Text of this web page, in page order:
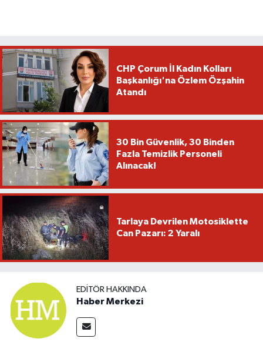
CHP Çorum İl Kadın Kolları
Başkanlığı'na Özlem Özşahin
Atandı
30 Bin Güvenlik, 30 Binden
Fazla Temizlik Personeli
Alınacak!
Tarlaya Devrilen Motosiklette
Can Pazarı: 2 Yaralı
EDITÖR HAKKINDA
Haber Merkezi